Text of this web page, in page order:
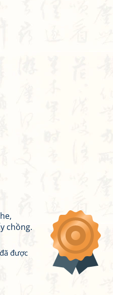
chồng.
được